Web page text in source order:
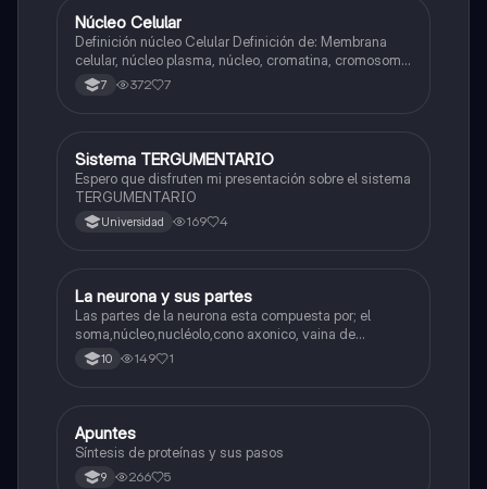
Biologia
Núcleo Celular
Definición núcleo Celular Definición de: Membrana
celular, núcleo plasma, núcleo, cromatina, cromosoma
Interfase Fases de la interfase
7 372 7
Biologia
Sistema TERGUMENTARIO
Espero que disfruten mi presentación sobre el sistema
TERGUMENTARIO
Universidad 169 4
Biologia
La neurona y sus partes
Las partes de la neurona esta compuesta por; el
soma,núcleo,nucléolo,cono axonico, vaina de
mielina,celula schwan,núcleo de schwann,nódulo de
Ranvier,terminal axonico Arborizacion terminal, botón
10 149 1
Biologia
Apuntes
Síntesis de proteínas y sus pasos
9 266 5